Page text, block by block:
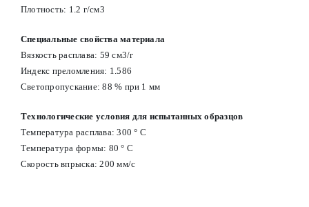
Плотность: 1.2 г/см3
Специальные свойства материала
Вязкость расплава: 59 см3/г
Индекс преломления: 1.586
Светопропускание: 88 % при 1 мм
Технологические условия для испытанных образцов
Температура расплава: 300 ° С
Температура формы: 80 ° С
Скорость впрыска: 200 мм/с